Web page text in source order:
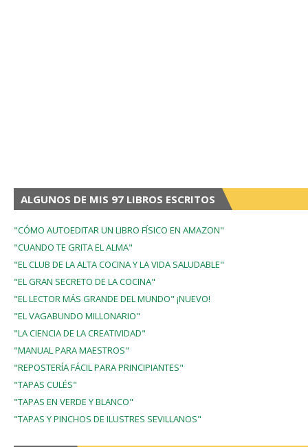
ALGUNOS DE MIS 97 LIBROS ESCRITOS
"CÓMO AUTOEDITAR UN LIBRO FÍSICO EN AMAZON"
"CUANDO TE GRITA EL ALMA"
"EL CLUB DE LA ALTA COCINA Y LA VIDA SALUDABLE"
"EL GRAN SECRETO DE LA COCINA"
"EL LECTOR MÁS GRANDE DEL MUNDO" ¡NUEVO!
"EL VAGABUNDO MILLONARIO"
"LA CIENCIA DE LA CREATIVIDAD"
"MANUAL PARA MAESTROS"
"REPOSTERÍA FÁCIL PARA PRINCIPIANTES"
"TAPAS CULÉS"
"TAPAS EN VERDE Y BLANCO"
"TAPAS Y PINCHOS DE ILUSTRES SEVILLANOS"